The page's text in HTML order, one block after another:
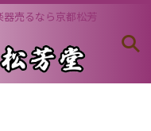
売るなら京都松芳